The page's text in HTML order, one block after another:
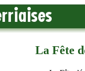
La Fête